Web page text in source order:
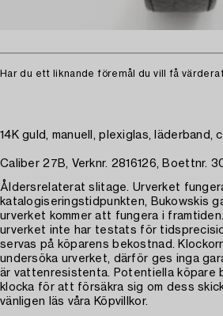
Har du ett liknande föremål du vill få
14K guld, manuell, plexiglas, läderband,
Caliber 27B, Verknr. 2816126, Boettnr.
Åldersrelaterat slitage. Urverket
katalogiseringstidpunkten, Bukowskis
urverket kommer att fungera i
urverket inte har testats för
servas på köparens bekostnad.
undersöka urverket, därför ges inga
är vattenresistenta. Potentiella köpare
klocka för att försäkra sig om dess
vänligen läs våra Köpvillkor.